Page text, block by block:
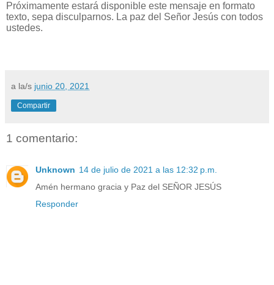
Próximamente estará disponible este mensaje en formato
texto, sepa disculparnos. La paz del Señor Jesús con todos
ustedes.
a la/s junio 20, 2021
Compartir
1 comentario:
Unknown 14 de julio de 2021 a las 12:32 p.m.
Amén hermano gracia y Paz del SEÑOR JESÚS
Responder